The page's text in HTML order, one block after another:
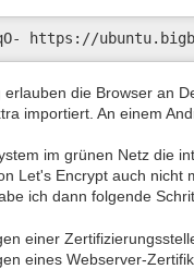
https://
erlauben die Browser an
importiert. An einem
im grünen Netz die
Let's Encrypt auch nicht
ich dann folgende
einer
eines Webserver-